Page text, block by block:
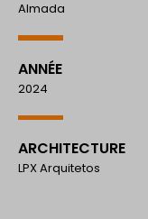
Almada
ANNÉE
2024
ARCHITECTURE
LPX Arquitetos